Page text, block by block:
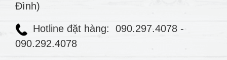
Đình)
Hotline đặt hàng: 090.297.4078 -
090.292.4078